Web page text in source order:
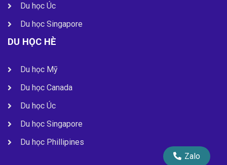
Du học Úc
Du học Singapore
DU HỌC HÈ
Du học Mỹ
Du học Canada
Du học Úc
Du học Singapore
Du học Phillipines
Zalo